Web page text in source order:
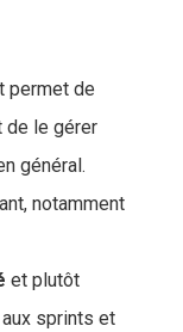
permet de
de le gérer
général.
notamment
et plutôt
sprints et